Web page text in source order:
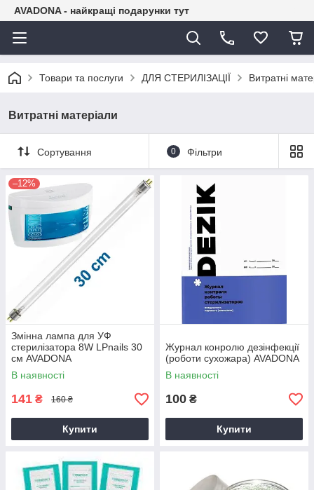
AVADONA - найкращі подарунки тут
Товари та послуги ДЛЯ СТЕРИЛІЗАЦІЇ Витратні
Витратні матеріали
Сортування 0 Фільтри
–12%
Змінна лампа для УФ
стерилізатора 8W LPnails 30
см AVADONA
В наявності
141 ₴ 160 ₴
Купити
Журнал конролю дезінфекції
(роботи сухожара) AVADONA
В наявності
100 ₴
Купити